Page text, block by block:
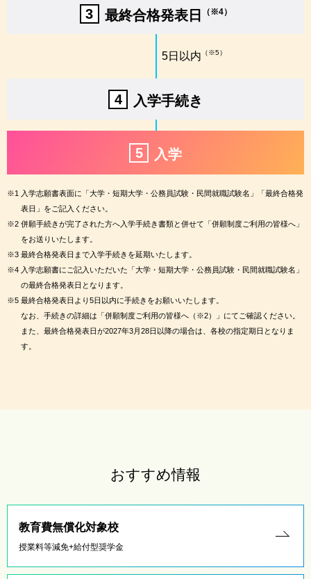
3 最終合格発表日 （※4）
5日以内 （※5）
4 入学手続き
5 入学
※1 入学志願書表面に「大学・短期大学・公務員試験・民間就職試験名」「最終合格発
表日」をご記入ください。
※2 併願手続きが完了された方へ入学手続き書類と併せて「併願制度ご利用の皆様へ」
をお送りいたします。
※3 最終合格発表日まで入学手続きを延期いたします。
※4 入学志願書にご記入いただいた「大学・短期大学・公務員試験・民間就職試験名」
の最終合格発表日となります。
※5 最終合格発表日より5日以内に手続きをお願いいたします。
なお、手続きの詳細は「併願制度ご利用の皆様へ（※2）」にてご確認ください。
また、最終合格発表日が2027年3月28日以降の場合は、各校の指定期日となりま
す。
おすすめ情報
教育費無償化対象校
授業料等減免+給付型奨学金